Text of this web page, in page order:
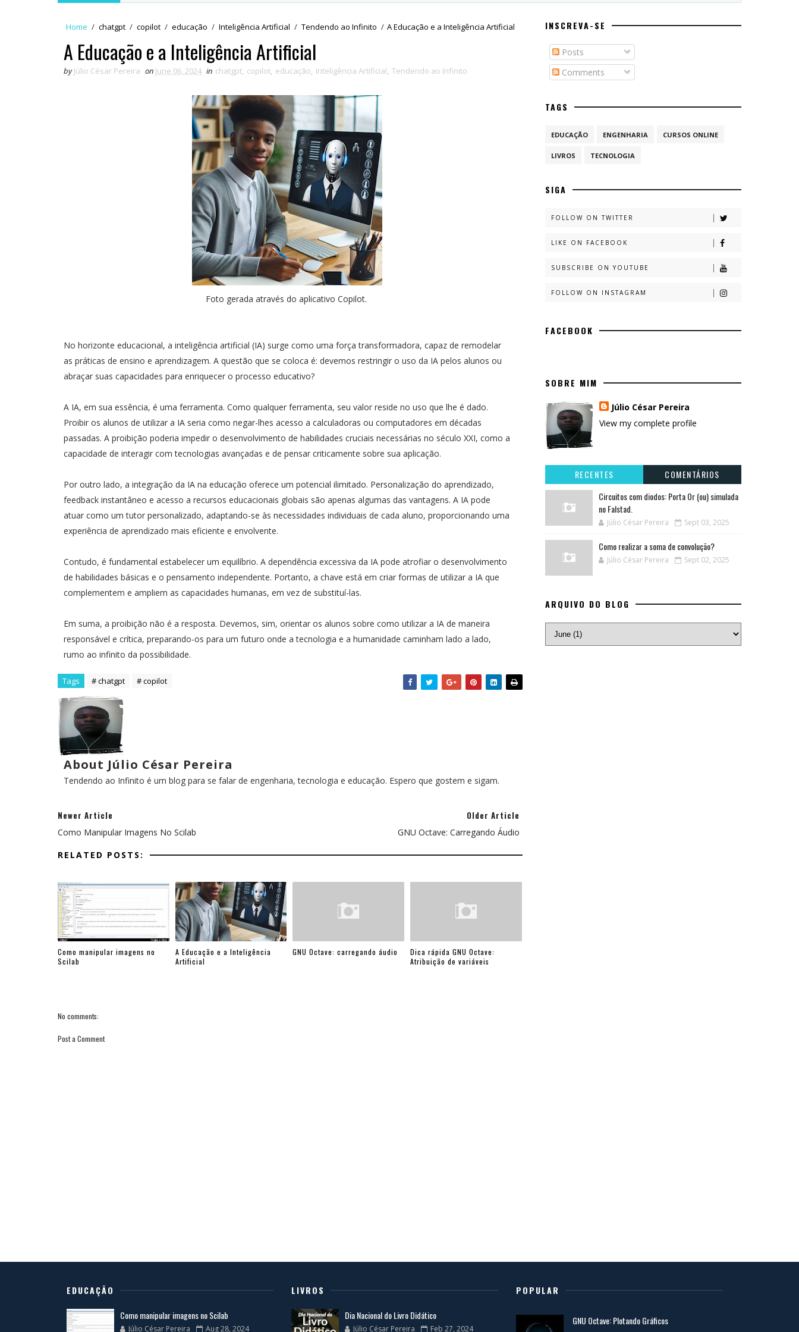
Home / chatgpt / copilot / educação / Inteligência Artificial / Tendendo ao Infinito / A Educação e a Inteligência Artificial
A Educação e a Inteligência Artificial
by Júlio César Pereira on June 06, 2024 in chatgpt, copilot, educação, Inteligência Artificial, Tendendo ao Infinito
Foto gerada através do aplicativo Copilot.
No horizonte educacional, a inteligência artificial (IA) surge como uma força transformadora, capaz de remodelar
as práticas de ensino e aprendizagem. A questão que se coloca é: devemos restringir o uso da IA pelos alunos ou
abraçar suas capacidades para enriquecer o processo educativo?
A IA, em sua essência, é uma ferramenta. Como qualquer ferramenta, seu valor reside no uso que lhe é dado.
Proibir os alunos de utilizar a IA seria como negar-lhes acesso a calculadoras ou computadores em décadas
passadas. A proibição poderia impedir o desenvolvimento de habilidades cruciais necessárias no século XXI, como a
capacidade de interagir com tecnologias avançadas e de pensar criticamente sobre sua aplicação.
Por outro lado, a integração da IA na educação oferece um potencial ilimitado. Personalização do aprendizado,
feedback instantâneo e acesso a recursos educacionais globais são apenas algumas das vantagens. A IA pode
atuar como um tutor personalizado, adaptando-se às necessidades individuais de cada aluno, proporcionando uma
experiência de aprendizado mais eficiente e envolvente.
Contudo, é fundamental estabelecer um equilíbrio. A dependência excessiva da IA pode atrofiar o desenvolvimento
de habilidades básicas e o pensamento independente. Portanto, a chave está em criar formas de utilizar a IA que
complementem e ampliem as capacidades humanas, em vez de substituí-las.
Em suma, a proibição não é a resposta. Devemos, sim, orientar os alunos sobre como utilizar a IA de maneira
responsável e crítica, preparando-os para um futuro onde a tecnologia e a humanidade caminham lado a lado,
rumo ao infinito da possibilidade.
Tags # chatgpt # copilot
About Júlio César Pereira
Tendendo ao Infinito é um blog para se falar de engenharia, tecnologia e educação. Espero que gostem e sigam.
Newer Article
Como Manipular Imagens No Scilab
Older Article
GNU Octave: Carregando Áudio
RELATED POSTS:
Como manipular imagens no
Scilab
A Educação e a Inteligência
Artificial
GNU Octave: carregando áudio
Dica rápida GNU Octave:
Atribuição de variáveis
No comments:
Post a Comment
INSCREVA-SE
Posts
Comments
TAGS
EDUCAÇÃO ENGENHARIA CURSOS ONLINE
LIVROS TECNOLOGIA
SIGA
FOLLOW ON TWITTER
LIKE ON FACEBOOK
SUBSCRIBE ON YOUTUBE
FOLLOW ON INSTAGRAM
FACEBOOK
SOBRE MIM
Júlio César Pereira
View my complete profile
RECENTES
COMENTÁRIOS
Circuitos com diodos: Porta Or (ou) simulada
no Falstad.
Júlio César Pereira Sept 03, 2025
Como realizar a soma de convolução?
Júlio César Pereira Sept 02, 2025
ARQUIVO DO BLOG
EDUCAÇÃO
Como manipular imagens no Scilab
Júlio César Pereira Aug 28, 2024
LIVROS
Dia Nacional do Livro Didático
Júlio César Pereira Feb 27, 2024
POPULAR
GNU Octave: Plotando Gráficos